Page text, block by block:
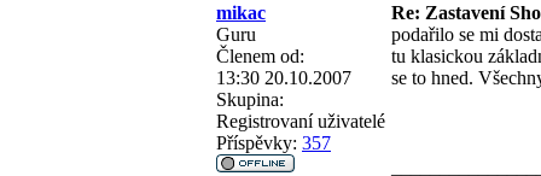
mikac
Re: Zastavení
Guru
Členem od:
13:30 20.10.2007
Skupina:
Registrovaní uživatelé
Příspěvky: 357
podařilo se mi
tu klasickou
se to hned.